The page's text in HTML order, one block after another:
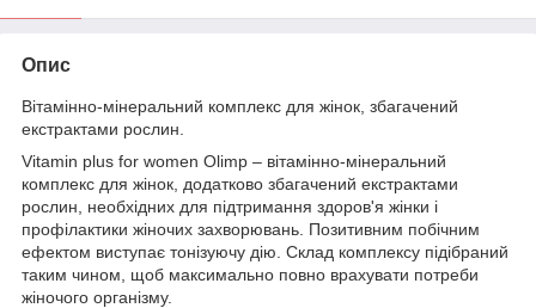
Опис
Вітамінно-мінеральний комплекс для жінок, збагачений
екстрактами рослин.
Vitamin plus for women Olimp – вітамінно-мінеральний
комплекс для жінок, додатково збагачений екстрактами
рослин, необхідних для підтримання здоров'я жінки і
профілактики жіночих захворювань. Позитивним побічним
ефектом виступає тонізуючу дію. Склад комплексу підібраний
таким чином, щоб максимально повно врахувати потреби
жіночого організму.